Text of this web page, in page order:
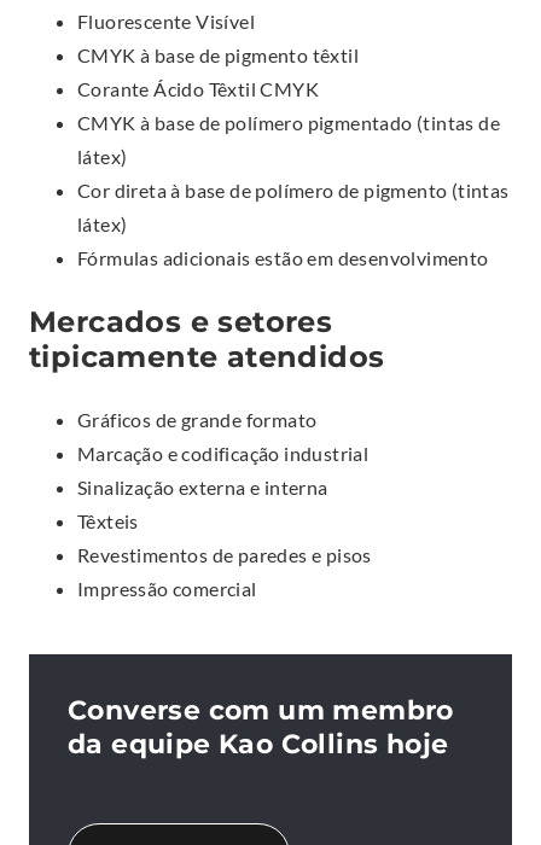
Fluorescente Visível
CMYK à base de pigmento têxtil
Corante Ácido Têxtil CMYK
CMYK à base de polímero pigmentado (tintas de
látex)
Cor direta à base de polímero de pigmento (tintas
látex)
Fórmulas adicionais estão em desenvolvimento
Mercados e setores
tipicamente atendidos
Gráficos de grande formato
Marcação e codificação industrial
Sinalização externa e interna
Têxteis
Revestimentos de paredes e pisos
Impressão comercial
Converse com um membro
da equipe Kao Collins hoje